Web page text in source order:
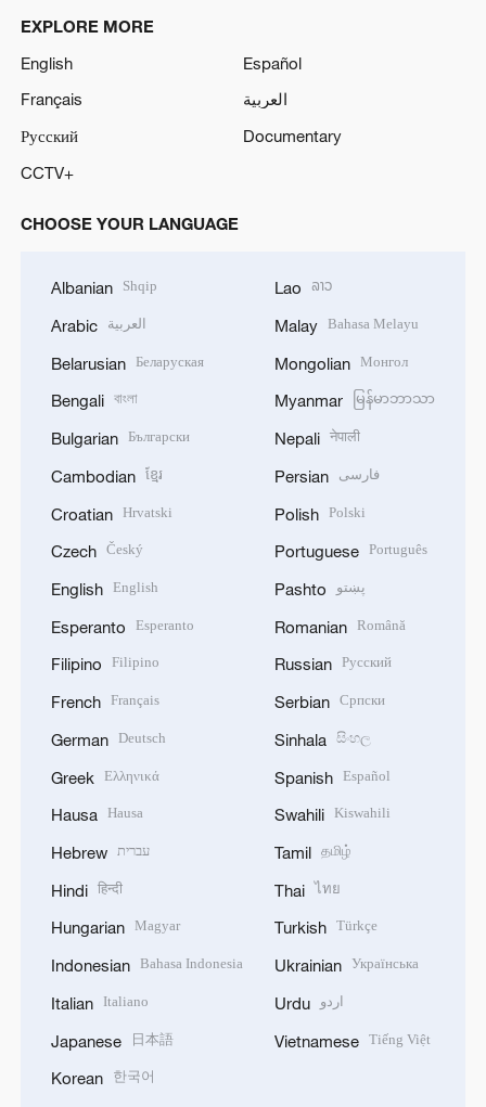
EXPLORE MORE
English
Español
Français
العربية
Русский
Documentary
CCTV+
CHOOSE YOUR LANGUAGE
Albanian Shqip
Arabic العربية
Belarusian Беларуская
Bengali বাংলা
Bulgarian Български
Cambodian ខ្មែរ
Croatian Hrvatski
Czech Český
English English
Esperanto Esperanto
Filipino Filipino
French Français
German Deutsch
Greek Ελληνικά
Hausa Hausa
Hebrew עברית
Hindi हिन्दी
Hungarian Magyar
Indonesian Bahasa Indonesia
Italian Italiano
Japanese 日本語
Korean 한국어
Lao ລາວ
Malay Bahasa Melayu
Mongolian Монгол
Myanmar မြန်မာဘာသာ
Nepali नेपाली
Persian فارسی
Polish Polski
Portuguese Português
Pashto پښتو
Romanian Română
Russian Русский
Serbian Српски
Sinhala සිංහල
Spanish Español
Swahili Kiswahili
Tamil தமிழ்
Thai ไทย
Turkish Türkçe
Ukrainian Українська
Urdu اردو
Vietnamese Tiếng Việt